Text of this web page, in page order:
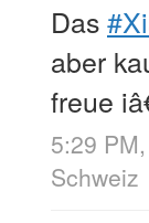
Das
aber
freue
5:29
Schweiz